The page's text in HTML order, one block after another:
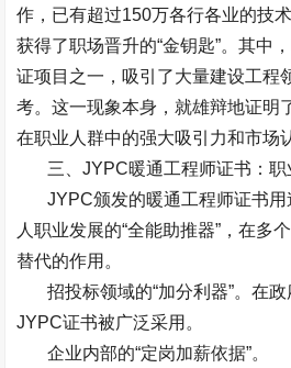
作，已有超过150万各行各业的技
获得了职场晋升的“金钥匙”。其中
证项目之一，吸引了大量建设工程
考。这一现象本身，就雄辩地证明
在职业人群中的强大吸引力和市场
三、JYPC暖通工程师证书：
JYPC颁发的暖通工程师证书
人职业发展的“全能助推器” ，在多
替代的作用。
招投标领域的“加分利器”。在政
JYPC证书被广泛采用。
企业内部的“定岗加薪依据”。